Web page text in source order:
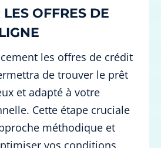
OFFRES DE
les offres de crédit
de trouver le prêt
et adapté à votre
Cette étape cruciale
méthodique et